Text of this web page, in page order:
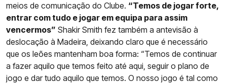
meios de comunicação do Clube. “Temos de jogar forte,
entrar com tudo e jogar em equipa para assim
vencermos” Shakir Smith fez também a antevisão à
deslocação à Madeira, deixando claro que é necessário
que os leões mantenham boa forma: “Temos de continuar
a fazer aquilo que temos feito até aqui, seguir o plano de
jogo e dar tudo aquilo que temos. O nosso jogo é tal como